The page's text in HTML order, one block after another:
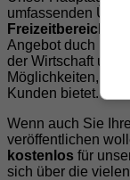
umfassenden
Freizeitbereich
Angebot duch
der Wirtschaft und
Möglichkeiten,
Kunden bietet.
Wenn auch Sie
veröffentlichen
kostenlos für
sich über die vielen